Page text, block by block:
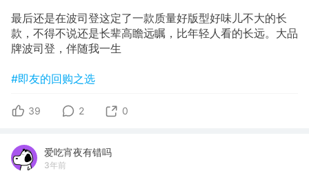
最后还是在波司登这定了一款质量好版型好味儿不大的长
款，不得不说还是长辈高瞻远瞩，比年轻人看的长远。大品
牌波司登，伴随我一生
#即友的回购之选
39 2 0
爱吃宵夜有错吗
3年前